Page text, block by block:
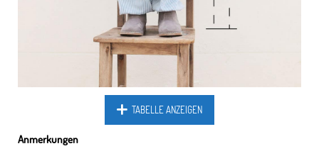
TABELLE ANZEIGEN
Anmerkungen